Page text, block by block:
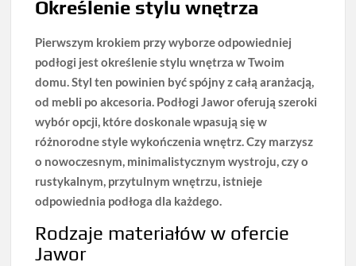
Określenie stylu wnętrza
Pierwszym krokiem przy wyborze odpowiedniej
podłogi jest określenie stylu wnętrza w Twoim
domu. Styl ten powinien być spójny z całą aranżacją,
od mebli po akcesoria. Podłogi Jawor oferują szeroki
wybór opcji, które doskonale wpasują się w
różnorodne style wykończenia wnętrz. Czy marzysz
o nowoczesnym, minimalistycznym wystroju, czy o
rustykalnym, przytulnym wnętrzu, istnieje
odpowiednia podłoga dla każdego.
Rodzaje materiałów w ofercie
Jawor